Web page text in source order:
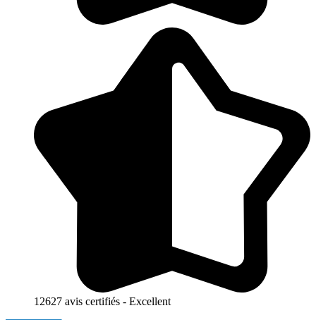
12627 avis certifiés - Excellent